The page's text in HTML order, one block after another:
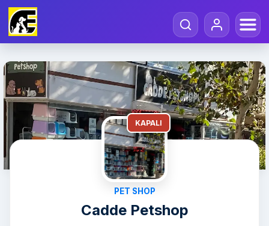
KAPALI
PET SHOP
Cadde Petshop